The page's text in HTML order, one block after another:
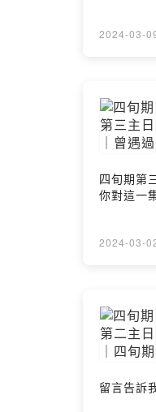
2024-03-
四旬期第
你對這一
2024-03-
留言告訴